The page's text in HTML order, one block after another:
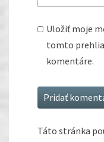
Uložiť moje
tomto
komentáre.
Táto stránka